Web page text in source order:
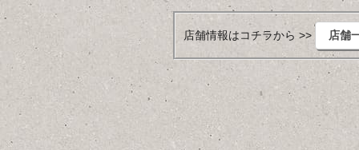
店舗情報はコチラから >> 店舗